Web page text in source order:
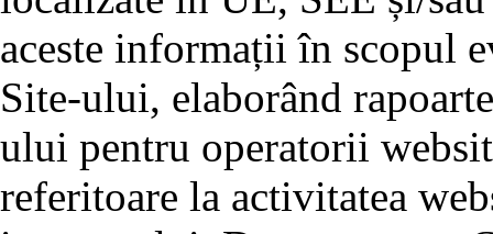
aceste informații în scopul
Site-ului, elaborând
ului pentru operatorii
referitoare la activitatea